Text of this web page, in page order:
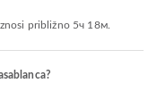
približno 5ч 18м.